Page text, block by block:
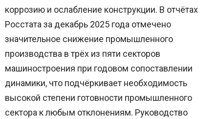
коррозию и ослабление конструкции. В отчётах
Росстата за декабрь 2025 года отмечено
значительное снижение промышленного
производства в трёх из пяти секторов
машиностроения при годовом сопоставлении
динамики, что подчёркивает необходимость
высокой степени готовности промышленного
сектора к любым отклонениям. Руководство